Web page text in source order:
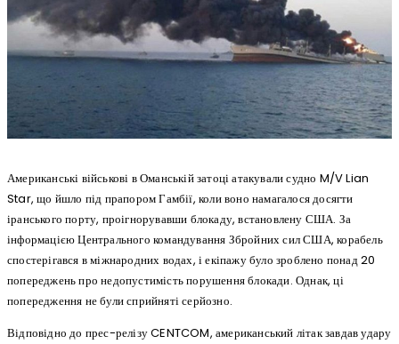
Американські військові в Оманській затоці атакували судно M/V Lian
Star, що йшло під прапором Гамбії, коли воно намагалося досягти
іранського порту, проігнорувавши блокаду, встановлену США. За
інформацією Центрального командування Збройних сил США, корабель
спостерігався в міжнародних водах, і екіпажу було зроблено понад 20
попереджень про недопустимість порушення блокади. Однак, ці
попередження не були сприйняті серйозно.
Відповідно до прес-релізу CENTCOM, американський літак завдав удару